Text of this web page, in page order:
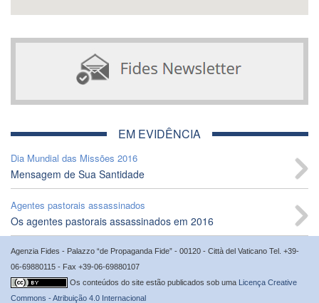
EM EVIDÊNCIA
Dia Mundial das Missões 2016
Mensagem de Sua Santidade
Agentes pastorais assassinados
Os agentes pastorais assassinados em 2016
Agenzia Fides - Palazzo “de Propaganda Fide” - 00120 - Città del Vaticano Tel. +39-
06-69880115 - Fax +39-06-69880107
Os conteúdos do site estão publicados sob uma Licença Creative
Commons - Atribuição 4.0 Internacional